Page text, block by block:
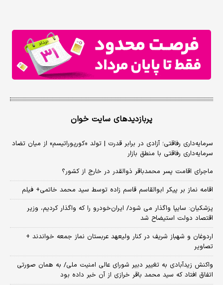
پربازدیدهای سایت خوان
سرمایه‌داری رفاقتی؛ آزادی در برابر قدرت | تولد «کورپوراتیسم» از میان تضاد
سرمایه‌داری رفاقتی با منطق بازار
ماجرای اقامت پسر محمدباقر ذوالقدر در خارج از کشور؟
اقامه نماز بر پیکر ابوالقاسم قاسم زاده توسط سید محمد خاتمی+ فیلم
پزشکیان: سایپا واگذار می شود/ ایران‌خودرو را که واگذار کردیم، وزیر
اقتصاد دولت استیضاح شد
اردوغان و شهباز شریف در کنار ولیعهد عربستان نماز جمعه خواندند +
تصاویر
واکنش زیدآبادی به تغییر دبیر شورای عالی امنیت ملی/ به همان صورتی
اتفاق افتاد که سید محمد باقر خرازی از آن خبر داده بود